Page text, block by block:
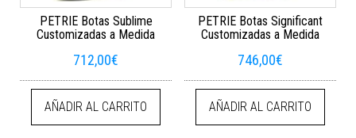
PETRIE Botas Sublime
Customizadas a Medida
712,00€
AÑADIR AL CARRITO
PETRIE Botas Significant
Customizadas a Medida
746,00€
AÑADIR AL CARRITO